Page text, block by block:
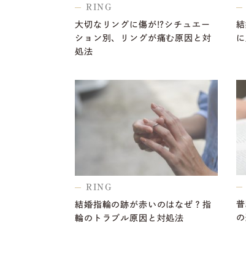
RING
大切なリングに傷が!?シチュエー
ション別、リングが痛む原因と対
処法
RING
結婚指輪の跡が赤いのはなぜ？指
輪のトラブル原因と対処法